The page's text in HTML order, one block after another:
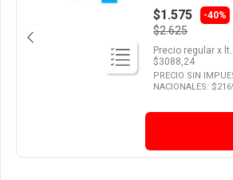
$1.575 -40%
$2.625
Precio regular x lt.
$3088,24
PRECIO SIN
NACIONALES: $